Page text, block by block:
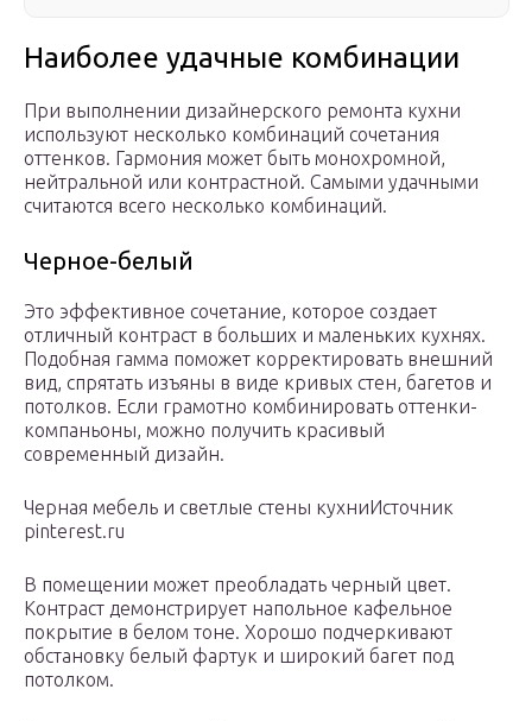
Наиболее удачные комбинации
При выполнении дизайнерского ремонта кухни
используют несколько комбинаций сочетания
оттенков. Гармония может быть монохромной,
нейтральной или контрастной. Самыми удачными
считаются всего несколько комбинаций.
Черное-белый
Это эффективное сочетание, которое создает
отличный контраст в больших и маленьких кухнях.
Подобная гамма поможет корректировать внешний
вид, спрятать изъяны в виде кривых стен, багетов и
потолков. Если грамотно комбинировать оттенки-
компаньоны, можно получить красивый
современный дизайн.
Черная мебель и светлые стены кухниИсточник
pinterest.ru
В помещении может преобладать черный цвет.
Контраст демонстрирует напольное кафельное
покрытие в белом тоне. Хорошо подчеркивают
обстановку белый фартук и широкий багет под
потолком.